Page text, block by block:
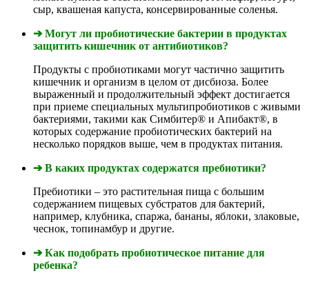
сыр, квашеная капуста, консервированные соленья.
➔ Могут ли пробиотические бактерии в продуктах
защитить кишечник от антибиотиков?
Продукты с пробиотиками могут частично защитить
кишечник и организм в целом от дисбиоза. Более
выраженный и продолжительный эффект достигается
при приеме специальных мультипробиотиков с живыми
бактериями, такими как Симбитер® и Апибакт®, в
которых содержание пробиотических бактерий на
несколько порядков выше, чем в продуктах питания.
➔ В каких продуктах содержатся пребиотики?
Пребиотики – это растительная пища с большим
содержанием пищевых субстратов для бактерий,
например, клубника, спаржа, бананы, яблоки, злаковые,
чеснок, топинамбур и другие.
➔ Как подобрать пробиотическое питание для
ребенка?